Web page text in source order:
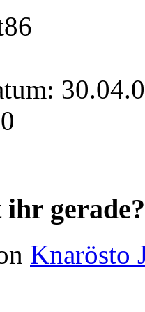
gerade?
Knarösto